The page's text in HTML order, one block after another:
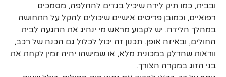
ובבית, כמו תיק לידה שיכיל בגדים להחלפה, מסמכים
רפואיים, וכמובן פריטים אישיים שיכולים להקל על התחושה
במהלך הלידה. יש לקבוע מראש מי ינהיג את ההגעה לבית
החולים, ובאיזה אופן. תכנון זה יכול לכלול גם הכנה של רכב,
וודאות שהדלק במכונית מלא, או שמישהו יהיה זמין לקחת את
בני הזוג במקרה הצורך.